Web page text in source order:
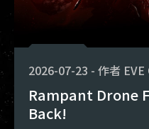
2026-07-23 - 作者
Rampant Drone
Back!